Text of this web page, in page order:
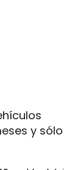
y sólo